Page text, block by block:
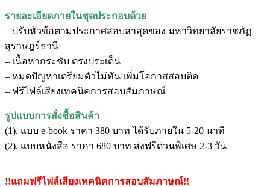
รายละเอียดภายในชุดประกอบด้วย
– ปรับหัวข้อตามประกาศสอบล่าสุดของ มหาวิทยาลัยราชภัฏ
สุราษฎร์ธานี
– เนื้อหากระชับ ตรงประเด็น
– หมดปัญหาเตรียมตัวไม่ทัน เพิ่มโอกาสสอบติด
– ฟรีไฟล์เสียงเทคนิคการสอบสัมภาษณ์
รูปแบบการสั่งชื้อสินค้า
(1). แบบ e-book ราคา 380 บาท ได้รับภายใน 5-20 นาที
(2). แบบหนังสือ ราคา 680 บาท ส่งฟรีด่วนพิเศษ 2-3 วัน
!!แถมฟรีไฟล์เสียงเทคนิคการสอบสัมภาษณ์!!